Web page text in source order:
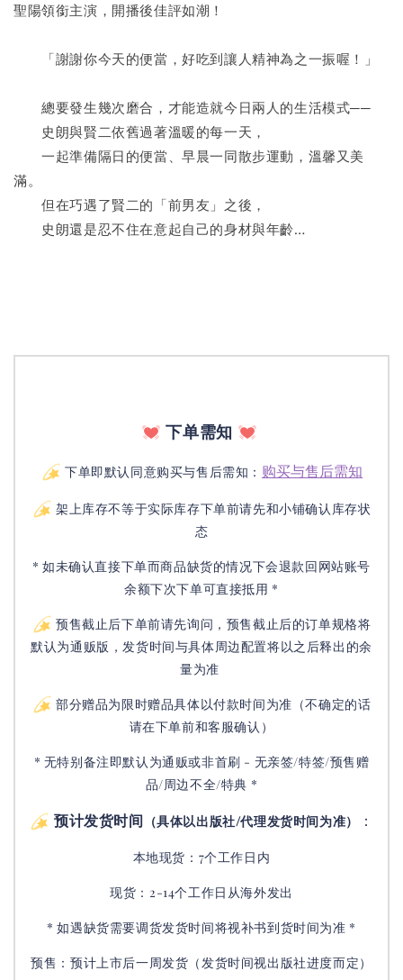
聖陽領銜主演，開播後佳評如潮！
「謝謝你今天的便當，好吃到讓人精神為之一振喔！」
總要發生幾次磨合，才能造就今日兩人的生活模式──
史朗與賢二依舊過著溫暖的每一天，
一起準備隔日的便當、早晨一同散步運動，溫馨又美
滿。
但在巧遇了賢二的「前男友」之後，
史朗還是忍不住在意起自己的身材與年齡…
下单需知
下单即默认同意购买与售后需知： 购买与售后需知
架上库存不等于实际库存下单前请先和小铺确认库存状
态
* 如未确认直接下单而商品缺货的情况下会退款回网站账号
余额下次下单可直接抵用 *
预售截止后下单前请先询问，预售截止后的订单规格将
默认为通贩版，发货时间与具体周边配置将以之后释出的余
量为准
部分赠品为限时赠品具体以付款时间为准（不确定的话
请在下单前和客服确认）
* 无特别备注即默认为通贩或非首刷 - 无亲签/特签/预售赠
品/周边不全/特典 *
预计发货时间 （具体以出版社/代理发货时间为准） ：
本地现货：7个工作日内
现货：2-14个工作日从海外发出
* 如遇缺货需要调货发货时间将视补书到货时间为准 *
预售：预计上市后一周发货（发货时间视出版社进度而定）